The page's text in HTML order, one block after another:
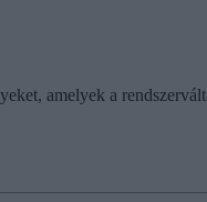
amelyek a